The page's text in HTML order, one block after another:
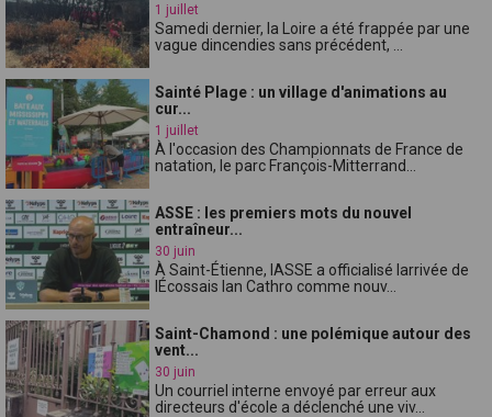
1 juillet
Samedi dernier, la Loire a été frappée par une
vague dincendies sans précédent, ...
Sainté Plage : un village d'animations au
cur...
1 juillet
À l'occasion des Championnats de France de
natation, le parc François-Mitterrand...
ASSE : les premiers mots du nouvel
entraîneur...
30 juin
À Saint-Étienne, lASSE a officialisé larrivée de
lÉcossais Ian Cathro comme nouv...
Saint-Chamond : une polémique autour des
vent...
30 juin
Un courriel interne envoyé par erreur aux
directeurs d'école a déclenché une viv...